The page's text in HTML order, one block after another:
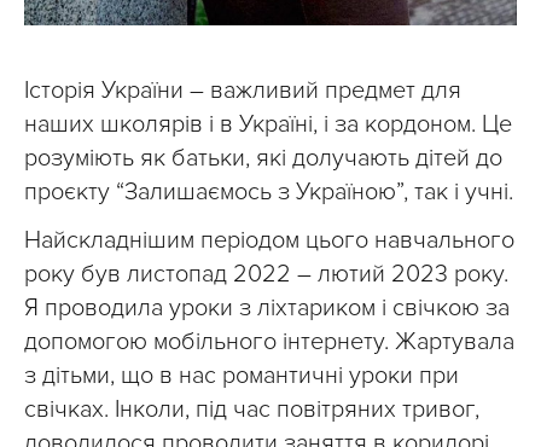
Історія України – важливий предмет для
наших школярів і в Україні, і за кордоном. Це
розуміють як батьки, які долучають дітей до
проєкту “Залишаємось з Україною”, так і учні.
Найскладнішим періодом цього навчального
року був листопад 2022 – лютий 2023 року.
Я проводила уроки з ліхтариком і свічкою за
допомогою мобільного інтернету. Жартувала
з дітьми, що в нас романтичні уроки при
свічках. Інколи, під час повітряних тривог,